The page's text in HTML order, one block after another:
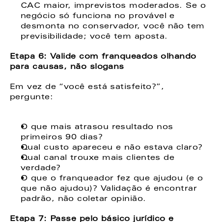
CAC maior, imprevistos moderados. Se o
negócio só funciona no provável e
desmonta no conservador, você não tem
previsibilidade; você tem aposta.
Etapa 6: Valide com franqueados olhando
para causas, não slogans
Em vez de “você está satisfeito?”,
pergunte:
O que mais atrasou resultado nos
primeiros 90 dias?
Qual custo apareceu e não estava claro?
Qual canal trouxe mais clientes de
verdade?
O que o franqueador fez que ajudou (e o
que não ajudou)? Validação é encontrar
padrão, não coletar opinião.
Etapa 7: Passe pelo básico jurídico e